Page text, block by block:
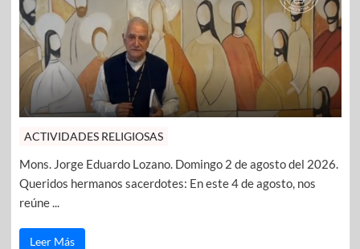
ACTIVIDADES RELIGIOSAS
Mons. Jorge Eduardo Lozano. Domingo 2 de agosto del 2026.
Queridos hermanos sacerdotes: En este 4 de agosto, nos
reúne ...
Leer Más